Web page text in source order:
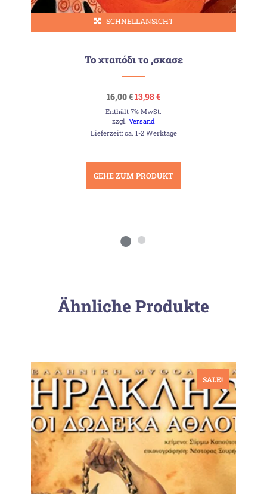
SCHNELLANSICHT
Το χταπόδι το ‚σκασε
16,00€Ursprünglicher
Preis
war:
16,00 €
13,98€Aktueller
ist:
Enthält 7% MwSt.
zzgl.Versand
Lieferzeit: ca. 1-2 Werktage
GEHE ZUM PRODUKT
Ähnliche Produkte
SALE!